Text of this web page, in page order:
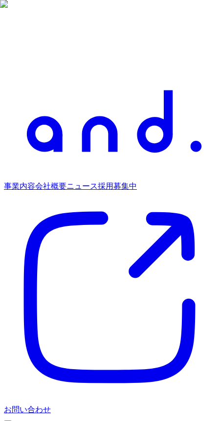
事業内容会社概要ニュース採用募集中
お問い合わせ